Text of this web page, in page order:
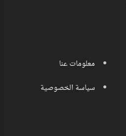
معلومات عنا
سياسة الخصوصية